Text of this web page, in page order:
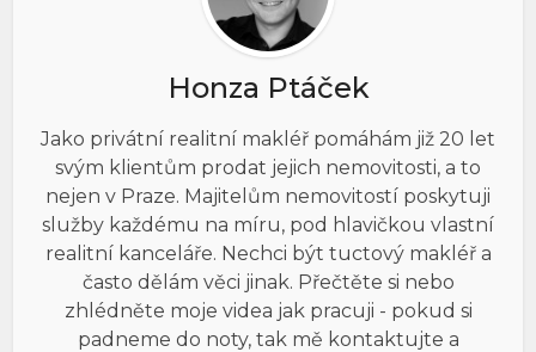
Honza Ptáček
Jako privátní realitní makléř pomáhám již 20 let
svým klientům prodat jejich nemovitosti, a to
nejen v Praze. Majitelům nemovitostí poskytuji
služby každému na míru, pod hlavičkou vlastní
realitní kanceláře. Nechci být tuctový makléř a
často dělám věci jinak. Přečtěte si nebo
zhlédněte moje videa jak pracuji - pokud si
padneme do noty, tak mě kontaktujte a